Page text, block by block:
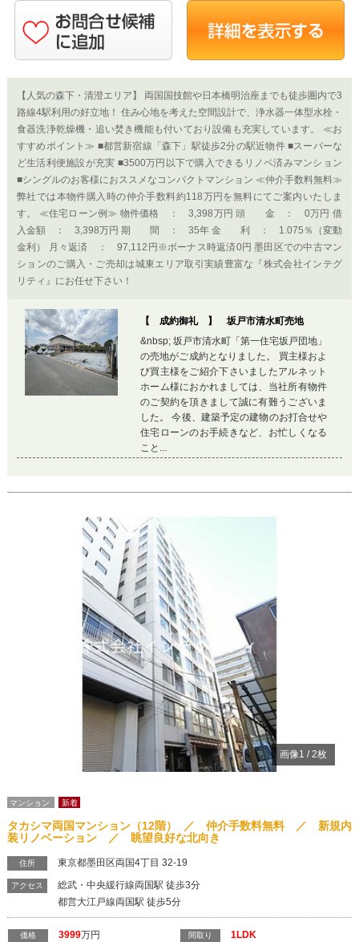
【人気の森下・清澄エリア】 両国国技館や日本橋明治座までも徒歩圏内で3
路線4駅利用の好立地！ 住み心地を考えた空間設計で、浄水器一体型水栓・
食器洗浄乾燥機・追い焚き機能も付いており設備も充実しています。 ≪お
すすめポイント≫ ■都営新宿線「森下」駅徒歩2分の駅近物件 ■スーパーな
ど生活利便施設が充実 ■3500万円以下で購入できるリノベ済みマンション
■シングルのお客様におススメなコンパクトマンション ≪仲介手数料無料≫
弊社では本物件購入時の仲介手数料約118万円を無料にてご案内いたしま
す。 ≪住宅ローン例≫ 物件価格 ： 3,398万円 頭 金 ： 0万円 借
入金額 ： 3,398万円 期 間 ： 35年 金 利 ： 1.075％（変動
金利） 月々返済 ： 97,112円※ボーナス時返済0円 墨田区での中古マン
ションのご購入・ご売却は城東エリア取引実績豊富な『株式会社インテグ
リティ』にお任せ下さい！
【 成約御礼 】 坂戸市清水町売地
&nbsp; 坂戸市清水町「第一住宅坂戸団地」
の売地がご成約となりました。 買主様およ
び買主様をご紹介下さいましたアルネット
ホーム様におかれましては、当社所有物件
のご契約を頂きまして誠に有難うございま
した。 今後、建築予定の建物のお打合せや
住宅ローンのお手続きなど、お忙しくなる
こと...
Previous
画像1 /2枚
マンション 新着
タカシマ両国マンション（12階） ／ 仲介手数料無料 ／ 新規内
装リノベーション ／ 眺望良好な北向き
住所 東京都墨田区両国4丁目 32-19
アクセス
総武・中央緩行線両国駅 徒歩3分
都営大江戸線両国駅 徒歩5分
価格 3999万円 間取り 1LDK